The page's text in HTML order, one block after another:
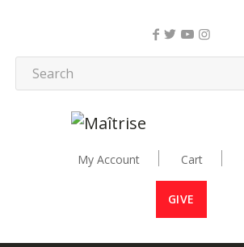
My Account Cart
GIVE